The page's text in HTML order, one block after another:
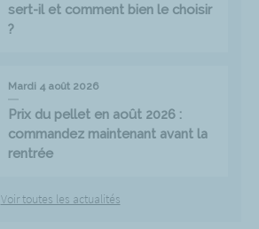
sert-il et comment bien le choisir
?
Mardi 4 août 2026
Prix du pellet en août 2026 :
commandez maintenant avant la
rentrée
Voir toutes les actualités